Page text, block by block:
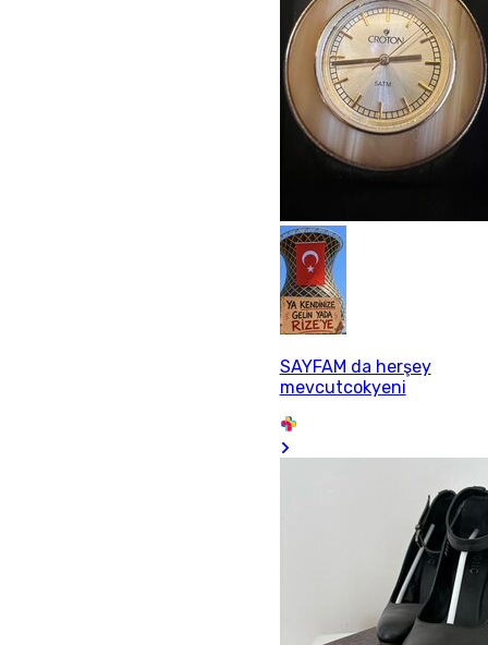
SAYFAM da herşey
mevcutcokyeni